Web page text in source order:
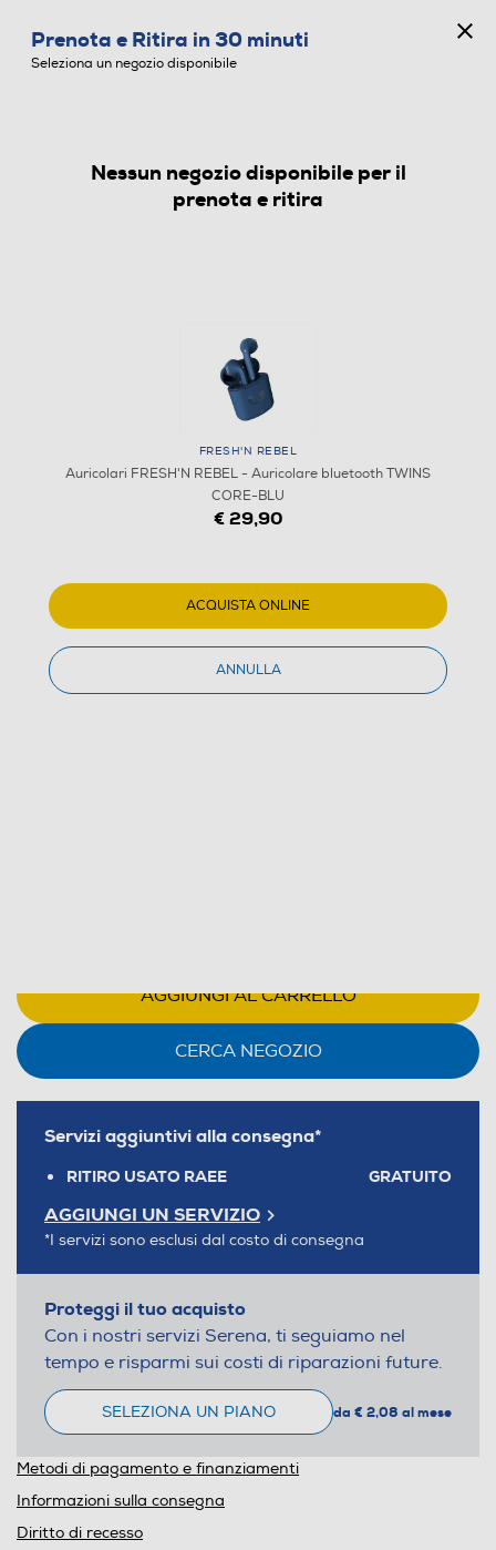
AURICOLARI
3
FRESH'N REBEL - Auricolare bluetooth TWINS CORE-
BLU
AGGIUNGI AL CARRELLO
CERCA NEGOZIO
Servizi aggiuntivi alla consegna*
RITIRO USATO RAEE GRATUITO
AGGIUNGI UN SERVIZIO
*I servizi sono esclusi dal costo di consegna
Proteggi il tuo acquisto
Con i nostri servizi Serena, ti seguiamo nel
tempo e risparmi sui costi di riparazioni future.
SELEZIONA UN PIANO da € 2,08 al mese
Metodi di pagamento e finanziamenti
Informazioni sulla consegna
Diritto di recesso
Prenota e Ritira in 30 minuti
Seleziona un negozio disponibile
Nessun negozio disponibile per il
prenota e ritira
FRESH'N REBEL
Auricolari FRESH'N REBEL - Auricolare bluetooth TWINS
CORE-BLU
€ 29,90
ACQUISTA ONLINE
ANNULLA